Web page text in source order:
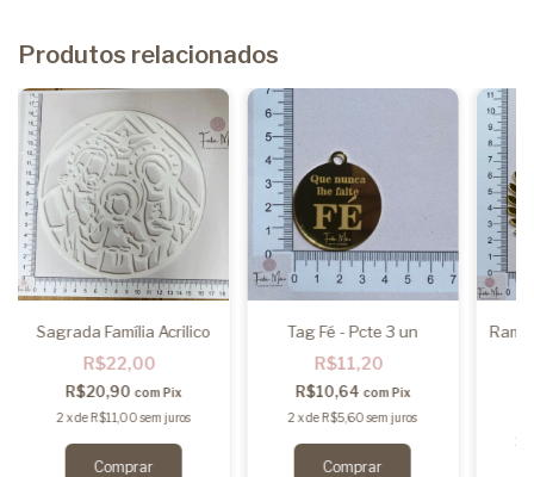
Produtos relacionados
Sagrada Família Acrilico
R$22,00
R$20,90 com Pix
2 xdeR$11,00 sem juros
Tag Fé - Pcte 3 un
R$11,20
R$10,64 com Pix
2 xdeR$5,60 sem juros
2